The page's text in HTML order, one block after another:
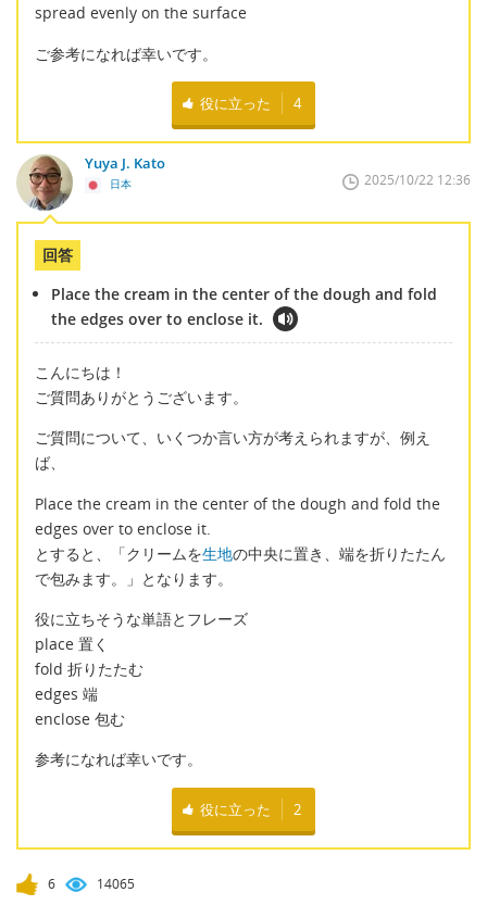
spread evenly on the surface
ご参考になれば幸いです。
役に立った 4
Yuya J. Kato
日本 2025/10/22 12:36
回答
Place the cream in the center of the dough and fold
the edges over to enclose it.
こんにちは！
ご質問ありがとうございます。
ご質問について、いくつか言い方が考えられますが、例え
ば、
Place the cream in the center of the dough and fold the
edges over to enclose it.
とすると、「クリームを生地の中央に置き、端を折りたたん
で包みます。」となります。
役に立ちそうな単語とフレーズ
place 置く
fold 折りたたむ
edges 端
enclose 包む
参考になれば幸いです。
役に立った 2
6 14065